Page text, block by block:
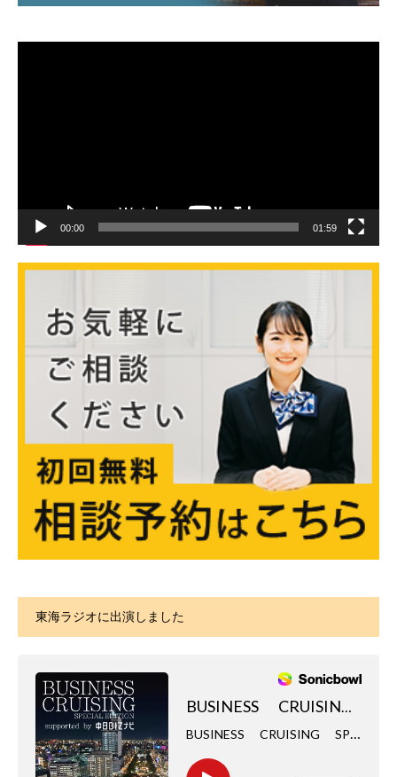
動
00:00 01:59
東海ラジオに出演しました